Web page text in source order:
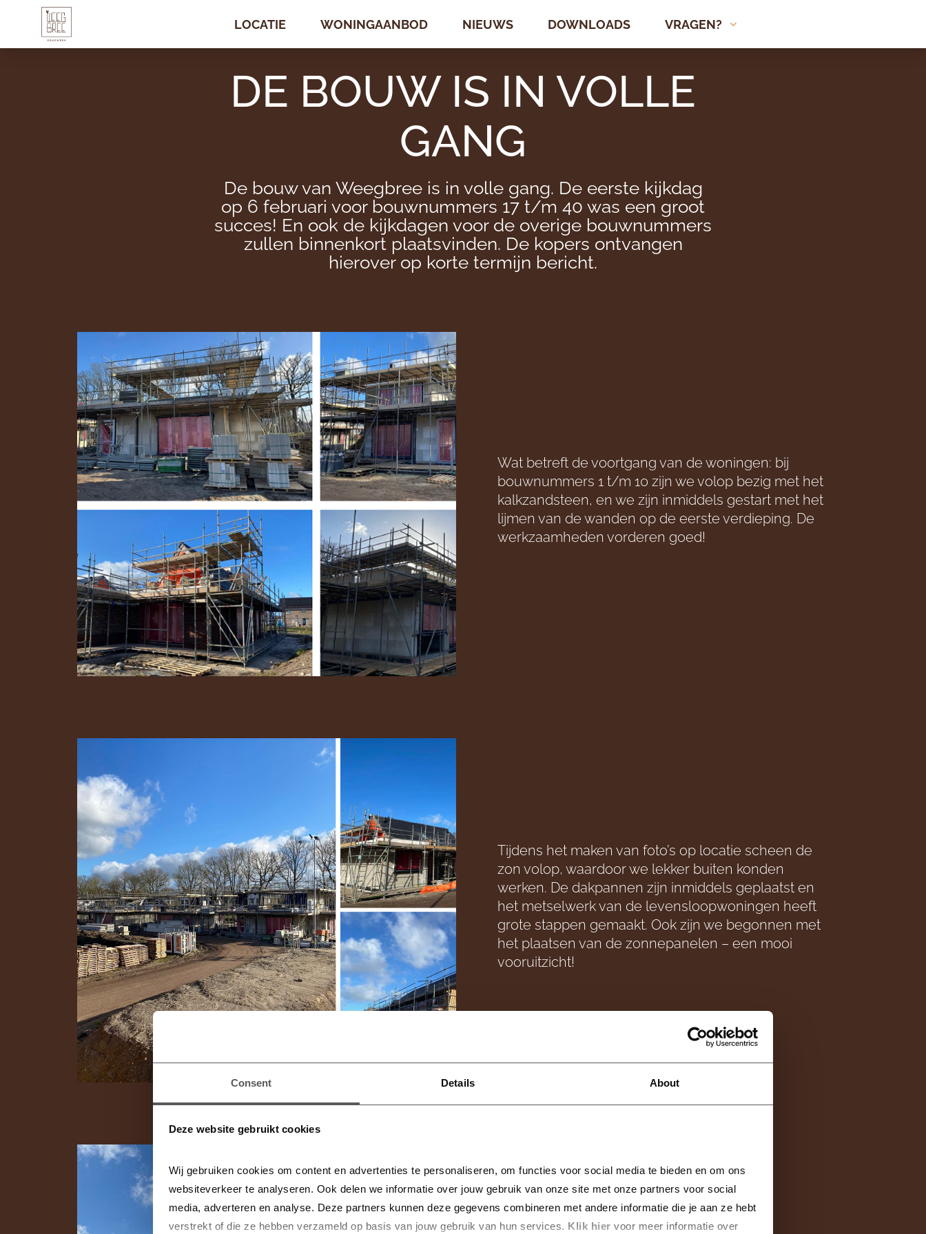
Consent Details About
Deze website gebruikt cookies
Wij gebruiken cookies om content en advertenties te personaliseren, om functies voor social media te bieden en om ons
websiteverkeer te analyseren. Ook delen we informatie over jouw gebruik van onze site met onze partners voor social
media, adverteren en analyse. Deze partners kunnen deze gegevens combineren met andere informatie die je aan ze hebt
verstrekt of die ze hebben verzameld op basis van jouw gebruik van hun services. Klik hier voor meer informatie over
LOCATIE WONINGAANBOD NIEUWS DOWNLOADS VRAGEN?
DE BOUW IS IN VOLLE
GANG
De bouw van Weegbree is in volle gang. De eerste kijkdag
op 6 februari voor bouwnummers 17 t/m 40 was een groot
succes! En ook de kijkdagen voor de overige bouwnummers
zullen binnenkort plaatsvinden. De kopers ontvangen
hierover op korte termijn bericht.
Wat betreft de voortgang van de woningen: bij
bouwnummers 1 t/m 10 zijn we volop bezig met het
kalkzandsteen, en we zijn inmiddels gestart met het
lijmen van de wanden op de eerste verdieping. De
werkzaamheden vorderen goed!
Tijdens het maken van foto’s op locatie scheen de
zon volop, waardoor we lekker buiten konden
werken. De dakpannen zijn inmiddels geplaatst en
het metselwerk van de levensloopwoningen heeft
grote stappen gemaakt. Ook zijn we begonnen met
het plaatsen van de zonnepanelen – een mooi
vooruitzicht!
LOCATIE WONINGAANBOD NIEUWS DOWNLOADS VRAGEN?